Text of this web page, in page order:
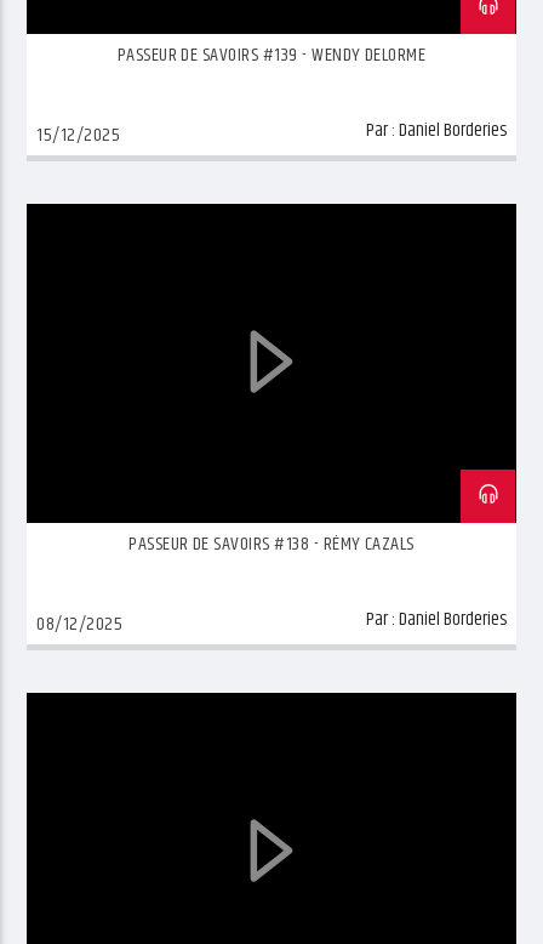
PASSEUR DE SAVOIRS #139 - WENDY DELORME
15/12/2025 Par :Daniel Borderies
PASSEUR DE SAVOIRS #138 - RÉMY CAZALS
08/12/2025 Par :Daniel Borderies